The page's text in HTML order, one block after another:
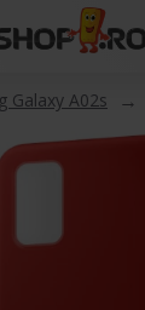
Galaxy A02s